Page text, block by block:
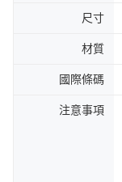
尺寸
材質
國際條碼
注意事項